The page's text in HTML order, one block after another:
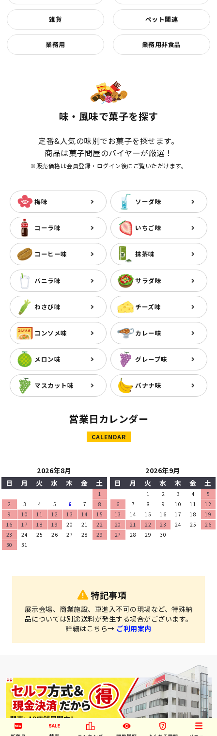
雑貨 ペット関連
業務用 業務用非食品
味・風味で菓子を探す
定番&人気の味別でお菓子を探せます。
商品は菓子問屋のバイヤーが厳選！
※販売価格は会員登録・ログイン後にご覧いただけます。
梅味 ソーダ味
コーラ味 いちご味
コーヒー味 抹茶味
バニラ味 サラダ味
わさび味 チーズ味
コンソメ味 カレー味
メロン味 グレープ味
マスカット味 バナナ味
営業日カレンダー
CALENDAR
2026年8月
日
月 火 水 木 金 土
1
2
3 4 5 6 7
8
9
10 11 12 13 14
15
16
17 18 19 20 21
22
23
24 25 26 27 28
29
30
31
2026年9月
日
月 火 水 木 金 土
1 2 3 4
5
6
7 8 9 10 11
12
13
14 15 16 17 18
19
20
21 22 23 24 25
26
27
28 29 30
特記事項
展示会場、商業施設、車進入不可の現場など、特殊納
品については別途送料が発生する場合がございます。
詳細はこちら→ ご利用案内